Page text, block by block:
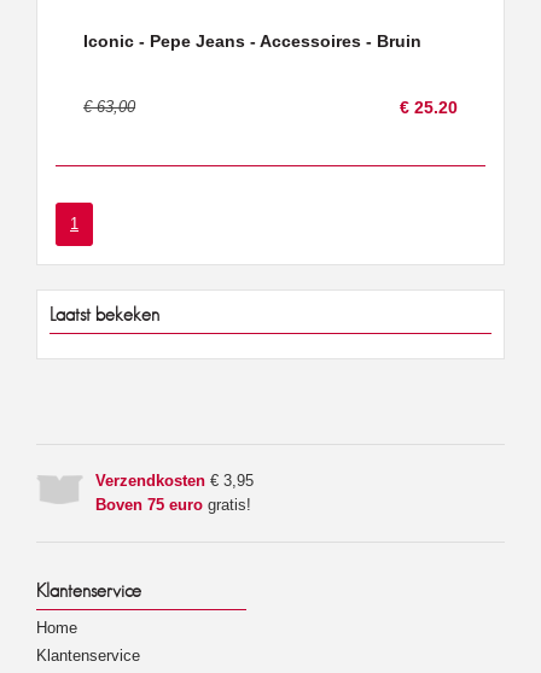
Iconic - Pepe Jeans - Accessoires - Bruin
€ 63,00 € 25.20
1
Laatst bekeken
Verzendkosten € 3,95
Boven 75 euro gratis!
Klantenservice
Home
Klantenservice